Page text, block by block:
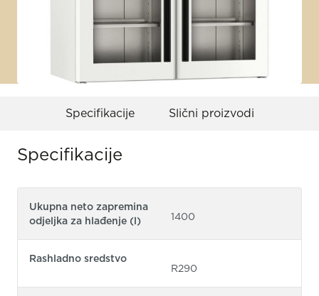
Specifikacije Slični proizvodi
Specifikacije
Ukupna neto zapremina
odjeljka za hlađenje (l)
1400
Rashladno sredstvo
R290